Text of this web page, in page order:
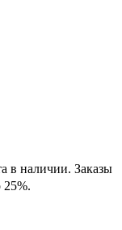
в наличии. Заказы
25%.